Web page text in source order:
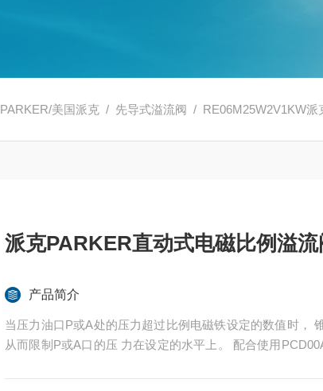
PARKER/美国派克 / 先导式溢流阀 / RE06M25W2V1KW派
派克PARKER直动式电磁比例溢流
产品简介
当压力油口P或A处的压力超过比例电磁铁设定的数值时，
从而限制P或A口的压 力在设定的水平上。 配合使用